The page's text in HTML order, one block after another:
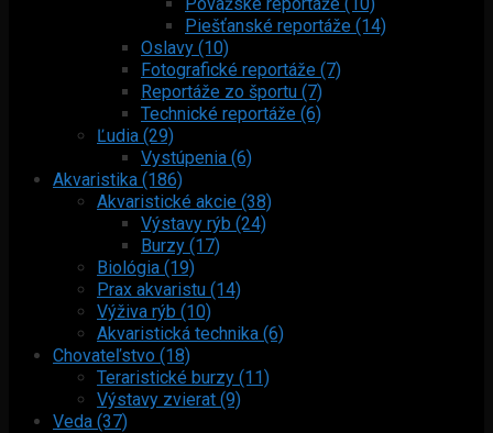
Piešťanské reportáže (14)
Oslavy (10)
Fotografické reportáže (7)
Reportáže zo športu (7)
Technické reportáže (6)
Ľudia (29)
Vystúpenia (6)
Akvaristika (186)
Akvaristické akcie (38)
Výstavy rýb (24)
Burzy (17)
Biológia (19)
Prax akvaristu (14)
Výživa rýb (10)
Akvaristická technika (6)
Chovateľstvo (18)
Teraristické burzy (11)
Výstavy zvierat (9)
Veda (37)